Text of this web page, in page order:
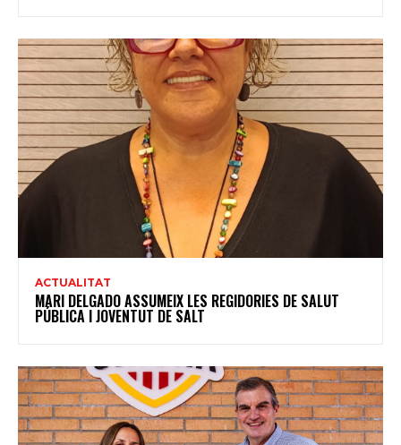
ACTUALITAT
MARI DELGADO ASSUMEIX LES REGIDORIES DE SALUT
PÚBLICA I JOVENTUT DE SALT